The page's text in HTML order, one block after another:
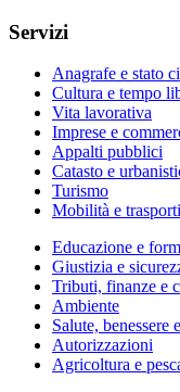
Servizi
Anagrafe e stato
Cultura e tempo
Vita lavorativa
Imprese e
Appalti pubblici
Catasto e
Turismo
Mobilità e trasporti
Educazione e
Giustizia e
Tributi, finanze e
Ambiente
Salute, benessere
Autorizzazioni
Agricoltura e